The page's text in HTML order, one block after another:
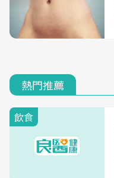
熱門推薦
飲食